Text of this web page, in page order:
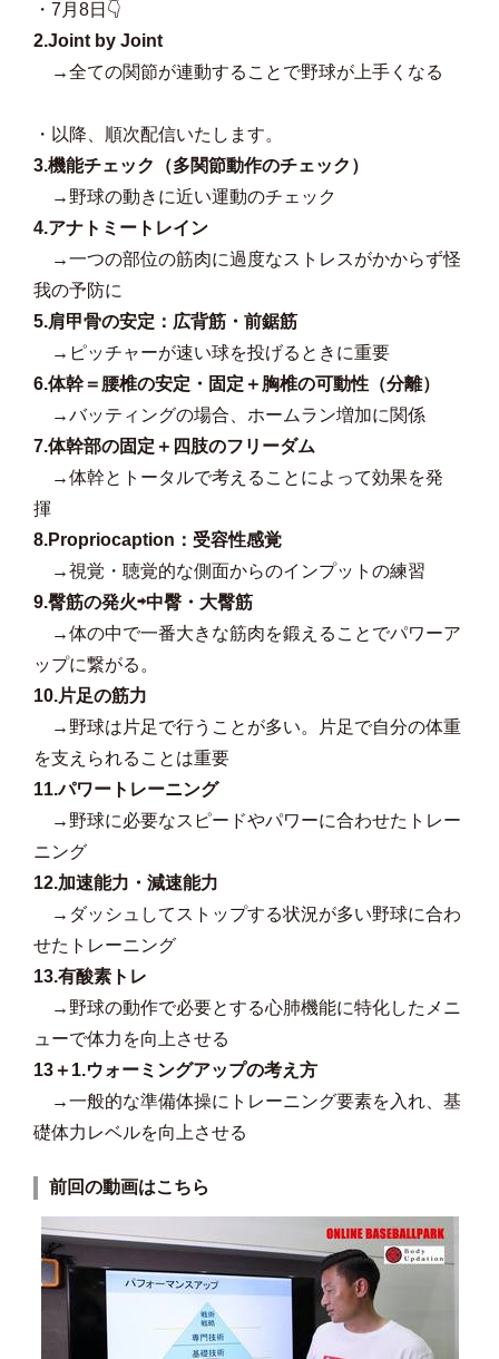
・7月8日👇
2.Joint by Joint
→全ての関節が連動することで野球が上手くなる
・以降、順次配信いたします。
3.機能チェック（多関節動作のチェック）
→ 野球の動きに近い運動のチェック
4.アナトミートレイン
→一つの部位の筋肉に過度なストレスがかからず怪
我の予防に
5.肩甲骨の安定：広背筋・前鋸筋
→ ピッチャーが速い球を投げるときに重要
6.体幹＝腰椎の安定・固定＋胸椎の可動性（分離）
→バッティングの場合、ホームラン増加に関係
7.体幹部の固定＋四肢のフリーダム
→体幹とトータルで考えることによって効果を発
揮
8.Propriocaption：受容性感覚
→視覚・聴覚的な側面からのインプットの練習
9.臀筋の発火⇨中臀・大臀筋
→体の中で一番大きな筋肉を鍛えることでパワーア
ップに繋がる。
10.片足の筋力
→ 野球は片足で行うことが多い。片足で自分の体重
を支えられることは重要
11.パワートレーニング
→ 野球に必要なスピードやパワーに合わせたトレー
ニング
12.加速能力・減速能力
→ ダッシュしてストップする状況が多い野球に合わ
せたトレーニング
13.有酸素トレ
→ 野球の動作で必要とする心肺機能に特化したメニ
ューで体力を向上させる
13＋1.ウォーミングアップの考え方
→一般的な準備体操にトレーニング要素を入れ、基
礎体力レベルを向上させる
前回の動画はこちら